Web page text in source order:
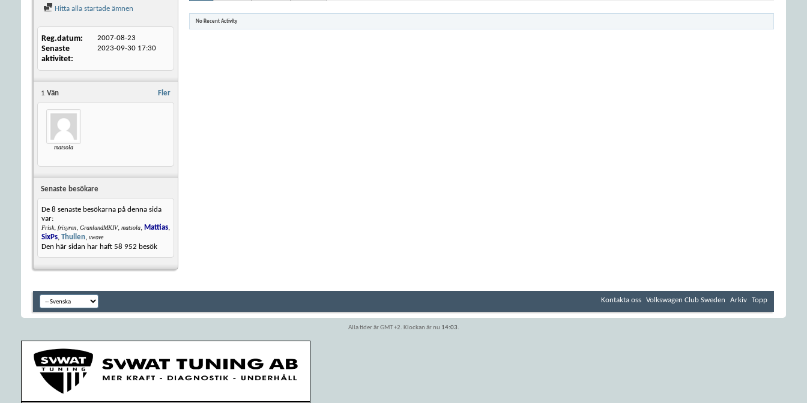
Hitta alla startade ämnen
Reg.datum 2007-08-23
Senaste
aktivitet
2023-09-30 17:30
Fler
1 Vän
matsola
Senaste besökare
De 8 senaste besökarna på denna sida
var:
Frisk, frisyren, GranlundMKIV, matsola, Mattias,
SixPs, Thullen, vwove
Den här sidan har haft 58 952 besök
No Recent Activity
Kontakta oss Volkswagen Club Sweden Arkiv Topp
Alla tider är GMT +2. Klockan är nu 14:03.